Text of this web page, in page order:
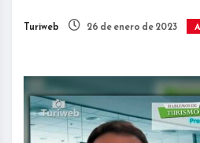
Turiweb 26 de enero de 2023